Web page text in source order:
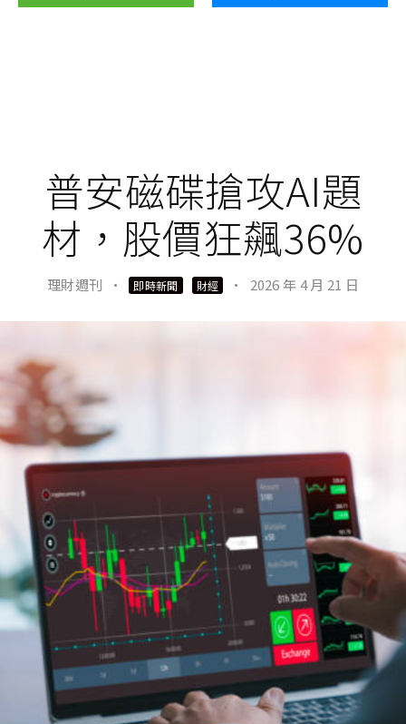
普安磁碟搶攻AI題
材，股價狂飆36%
理財週刊 · 即時新聞 財經 · 2026 年 4 月 21 日